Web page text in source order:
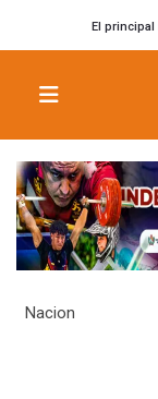
El principal
Nacion